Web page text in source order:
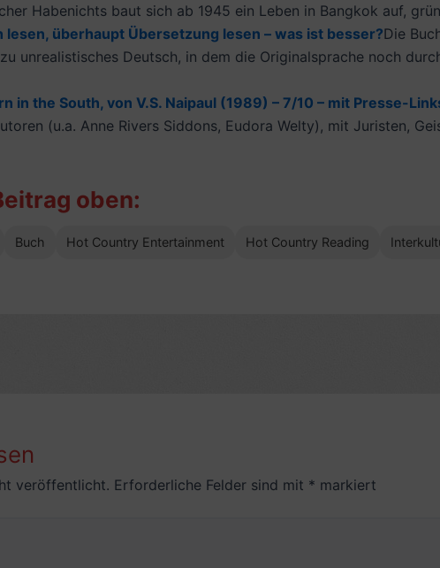
Habenichts baut sich ab 1945 ein Leben in Bangkok auf,
lesen, überhaupt Übersetzung lesen – was ist besser?Die
unrealistisches Deutsch, in dem die Originalsprache noch
in the South, von V.S. Naipaul (1989) – 7/10 – mit Presse-
(u.a. Anne Rivers Siddons, Eudora Welty), mit Juristen,
oben:
Buch Hot Country Entertainment Hot Country Reading
veröffentlicht. Erforderliche Felder sind mit * markiert